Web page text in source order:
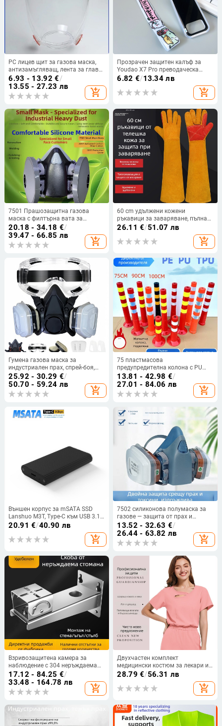
PC лицев щит за газова маска,
антизамъгляващ, лента за глава
6800
6.93 - 13.92 €/
13.55 - 27.23 лв
add_shopping_cart
Прозрачен защитен калъф за
Youdao X7 Pro преводаческа
писалка
6.82 €/13.34 лв
add_shopping_cart
7501 Прашозащитна газова
маска с филтърна вата за
заваряване, шлайфане и
полиране – подходяща за
въглищни мини и циментова
индустрия
20.18 - 34.18 €/
39.47 - 66.85 лв
add_shopping_cart
60 cm удължени кожени
ръкавици за заваряване, пълна
кожа, устойчиви на износване,
заваръчен шлак
26.11 €/51.07 лв
add_shopping_cart
Гумена газова маска за
индустриален прах, спрей-боя,
пестициди и химически
изпарения
25.92 - 30.29 €/
50.70 - 59.24 лв
add_shopping_cart
75 пластмасова
предупредителна колона с PU
еластично ядро и TPU
рефлекторна повърхност,
противоударна пътна колона,
височина 90–100 cm
13.81 - 42.98 €/
27.01 - 84.06 лв
add_shopping_cart
Външен корпус за mSATA SSD
Lanshuo M3T, Type-C към USB 3.1,
алуминиева сплав, поддържа до
20.91 €/40.90 лв
add_shopping_cart
7502 силиконова полумаска за
газове — защита от прах и
токсични среди; подходяща за
боядисване, декорация,
химически работи и заваряване.
13.52 - 32.63 €/
26.44 - 63.82 лв
add_shopping_cart
Взривозащитена камера за
наблюдение с 304 неръждаема
стомана, удебелена основа,
клюнообразна глава и минна
скоба-щипка с гимбал
17.12 - 84.25 €/
33.48 - 164.78 лв
add_shopping_cart
Двухчастен комплект
медицински костюм за лекари и
медицински сестри – унисекс
работно облекло за клиники,
грижа за красотата и център за
28.79 €/56.31 лв
add_shopping_cart